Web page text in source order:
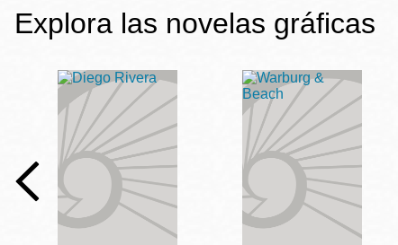
Explora las novelas gráficas